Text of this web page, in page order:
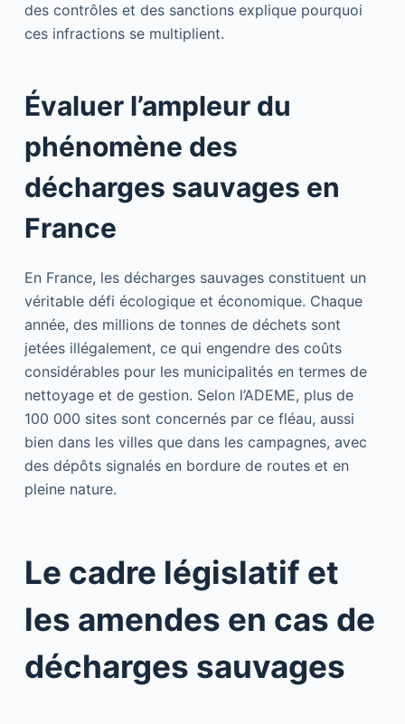
des contrôles et des sanctions explique pourquoi
ces infractions se multiplient.
Évaluer l’ampleur du
phénomène des
décharges sauvages en
France
En France, les décharges sauvages constituent un
véritable défi écologique et économique. Chaque
année, des millions de tonnes de déchets sont
jetées illégalement, ce qui engendre des coûts
considérables pour les municipalités en termes de
nettoyage et de gestion. Selon l’ADEME, plus de
100 000 sites sont concernés par ce fléau, aussi
bien dans les villes que dans les campagnes, avec
des dépôts signalés en bordure de routes et en
pleine nature.
Le cadre législatif et
les amendes en cas de
décharges sauvages